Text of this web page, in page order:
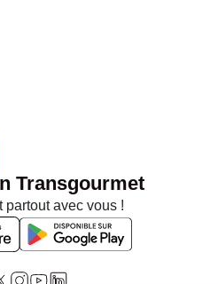
Transgourmet
partout avec vous !